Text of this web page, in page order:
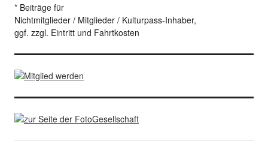
* Beiträge für
Nichtmitglieder / Mitglieder / Kulturpass-Inhaber,
ggf. zzgl. Eintritt und Fahrtkosten